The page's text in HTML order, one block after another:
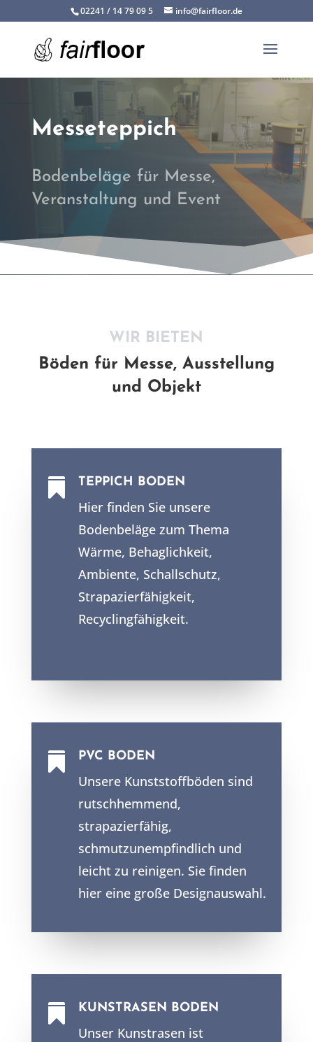
02241 / 14 79 09 5 info@fairfloor.de
Messeteppich
Bodenbeläge für Messe,
Veranstaltung und Event
WIR BIETEN
Böden für Messe, Ausstellung
und Objekt
 TEPPICH BODEN
Hier finden Sie unsere
Bodenbeläge zum Thema
Wärme, Behaglichkeit,
Ambiente, Schallschutz,
Strapazierfähigkeit,
Recyclingfähigkeit.
 PVC BODEN
Unsere Kunststoffböden sind
rutschhemmend,
strapazierfähig,
schmutzunempfindlich und
leicht zu reinigen. Sie finden
hier eine große Designauswahl.
 KUNSTRASEN BODEN
Unser Kunstrasen ist